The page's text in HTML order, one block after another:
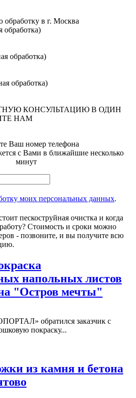
в г. Москва
КОНСУЛЬТАЦИЮ В ОДИН
НАМ
Ваш номер телефона
с Вами в ближайшие несколько
минут
моих персональных данных.
пескоструйная очистка и когда
Стоимость и сроки можно
- позвоните, и вы получите всю
напольных листов
"Остров мечты"
обратился заказчик с
покраску...
из камня и бетона